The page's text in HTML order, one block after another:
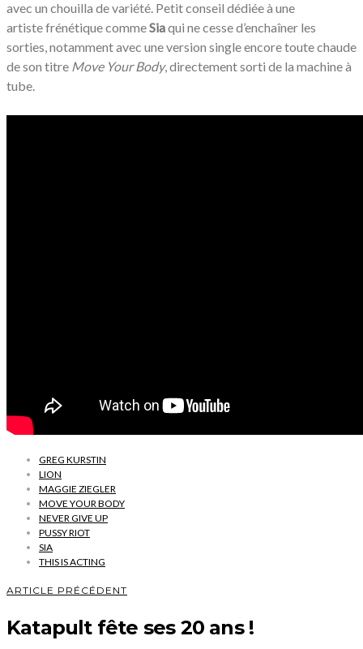
avec un chouilla de variété. Petit conseil dédiée à une
artiste frénétique commeSiaqui ne cesse d’enchaîner les
sorties, notamment avec une version single encore toute chaude
de son titre Move Your Body, directement sorti de la machine à
tube.
GREG KURSTIN
LION
MAGGIE ZIEGLER
MOVE YOUR BODY
NEVER GIVE UP
PUSSY RIOT
SIA
THIS IS ACTING
ARTICLE PRÉCÉDENT
Katapult fête ses 20 ans !